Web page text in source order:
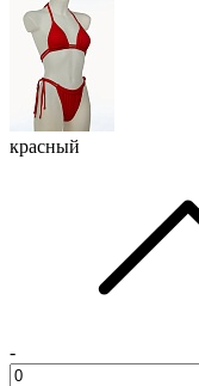
красный
-